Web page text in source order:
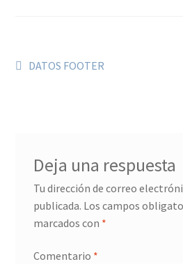
DATOS FOOTER
Deja una respuesta
Tu dirección de correo
publicada. Los campos
marcados con *
Comentario *